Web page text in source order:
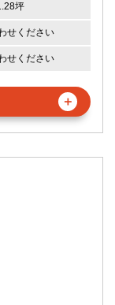
坪
せください
せください
＋